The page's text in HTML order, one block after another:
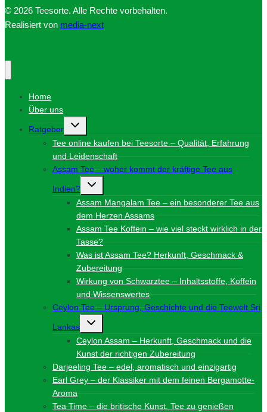
© 2026 Teesorte. Alle Rechte vorbehalten.
Realisiert von media-next
Home
Über uns
Ratgeber
Untermenü
Tee online kaufen bei Teesorte – Qualität, Erfahrung
und Leidenschaft
Assam Tee – woher kommt der kräftige Tee aus
Indien?
Untermenü
Assam Mangalam Tee – ein besonderer Tee aus
dem Herzen Assams
Assam Tee Koffein – wie viel steckt wirklich in der
Tasse?
Was ist Assam Tee? Herkunft, Geschmack &
Zubereitung
Wirkung von Schwarztee – Inhaltsstoffe, Koffein
und Wissenswertes
Ceylon Tee – Ursprung, Geschichte und die Teewelt Sri
Lankas
Untermenü
Ceylon Assam – Herkunft, Geschmack und die
Kunst der richtigen Zubereitung
Darjeeling Tee – edel, aromatisch und einzigartig
Earl Grey – der Klassiker mit dem feinen Bergamotte-
Aroma
Tea Time – die britische Kunst, Tee zu genießen